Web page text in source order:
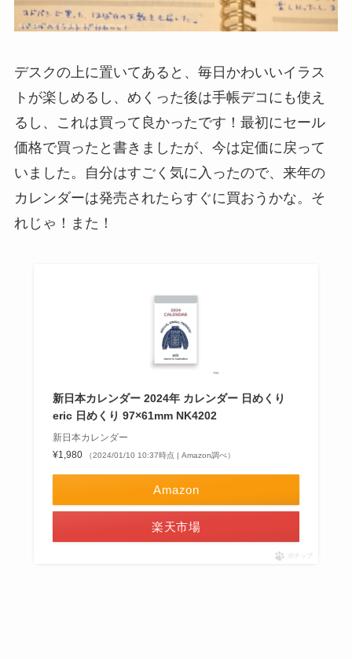
デスクの上に置いてあると、毎日かわいいイラス
トが楽しめるし、めくった後は手帳デコにも使え
るし、これは買って良かったです！最初にセール
価格で買ったと書きましたが、今は定価に戻って
いました。自分はすごく気に入ったので、来年の
カレンダーは発売されたらすぐに買おうかな。そ
れじゃ！また！
新日本カレンダー 2024年 カレンダー 日めくり
eric 日めくり 97×61mm NK4202
新日本カレンダー
¥1,980
（2024/01/10 10:37時点 | Amazon調べ）
Amazon
楽天市場
ポチップ